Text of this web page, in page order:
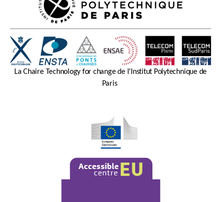
La Chaire Technology for change de l’Institut Polytechnique de
Paris